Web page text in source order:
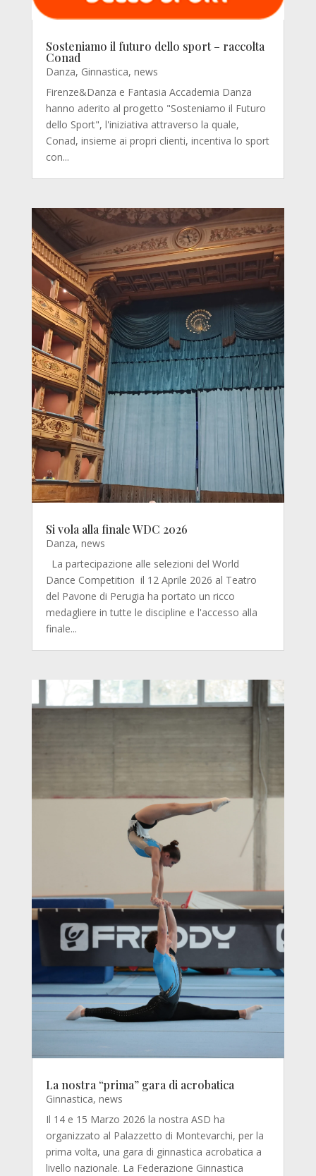
Sosteniamo il futuro dello sport – raccolta
Conad
Danza, Ginnastica, news
Firenze&Danza e Fantasia Accademia Danza
hanno aderito al progetto "Sosteniamo il Futuro
dello Sport", l'iniziativa attraverso la quale,
Conad, insieme ai propri clienti, incentiva lo sport
con...
Si vola alla finale WDC 2026
Danza, news
La partecipazione alle selezioni del World
Dance Competition il 12 Aprile 2026 al Teatro
del Pavone di Perugia ha portato un ricco
medagliere in tutte le discipline e l'accesso alla
finale...
La nostra “prima” gara di acrobatica
Ginnastica, news
Il 14 e 15 Marzo 2026 la nostra ASD ha
organizzato al Palazzetto di Montevarchi, per la
prima volta, una gara di ginnastica acrobatica a
livello nazionale. La Federazione Ginnastica